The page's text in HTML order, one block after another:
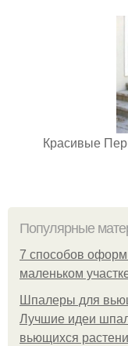
Красивые
Популярные
7 способов
маленьком
Шпалеры для
Лучшие идеи
вьющихся